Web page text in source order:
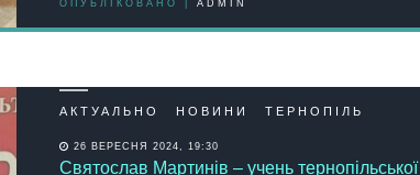
ОПУБЛІКОВАНО | ADMIN
АКТУАЛЬНО НОВИНИ ТЕРНОПІЛЬ
26 ВЕРЕСНЯ 2024, 19:30
Святослав Мартинів – учень тернопільської